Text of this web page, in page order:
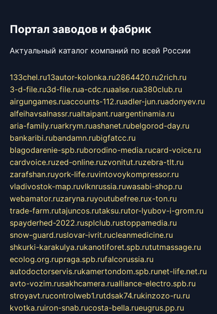
Портал заводов и фабрик
Актуальный каталог компаний по всей России
133chel.ru13autor-kolonka.ru2864420.ru2rich.ru
3-d-file.ru3d-file.rua-cdc.ruaalse.rua380club.ru
airgungames.ruaccounts-112.ruadler-jun.ruadonyev.ru
alfeihavsalnassr.rualtaipant.ruargentinamia.ru
aria-family.ruarkrym.ruashanet.rubelgorod-day.ru
bankaribi.rubandamn.rubigfatcc.ru
blagodarenie-spb.ruborodino-media.rucard-voice.ru
cardvoice.ruzed-online.ruzvonitut.ruzebra-tlt.ru
zarafshan.ruyork-life.ruvintovoykompressor.ru
vladivostok-map.ruvlknrussia.ruwasabi-shop.ru
webamator.ruzaryna.ruyoutubefree.rux-ton.ru
trade-farm.rutajuncos.rutaksu.rutor-lyubov-i-grom.ru
spayderhed-2022.rusplclub.rustoppamedia.ru
snow-guard.ruslovar-ivrit.rucleanmedicine.ru
shkurki-karakulya.rukanotiforet.spb.rututmassage.ru
ecolog.org.rupraga.spb.rufalcorussia.ru
autodoctorservis.rukamertondom.spb.runet-life.net.ru
avto-vozim.rusakhcamera.rualliance-electro.spb.ru
stroyavt.rucontrolweb1.rutdsak74.rukinzozo-ru.ru
kvotka.ruiron-snab.rucosta-bella.rueugrus.pp.ru